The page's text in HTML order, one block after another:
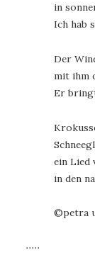
in
Ich hab
Der
mit ihm
Er
ein Lied
in den
©️petra
∙∙∙∙∙